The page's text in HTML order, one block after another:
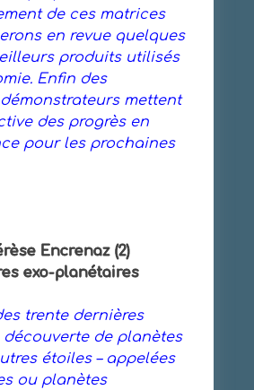
de ces matrices
en revue quelques
produits utilisés
Enfin des
mettent
des progrès en
pour les prochaines
Encrenaz (2)
exo-planétaires
trente dernières
découverte de planètes
étoiles – appelées
ou planètes